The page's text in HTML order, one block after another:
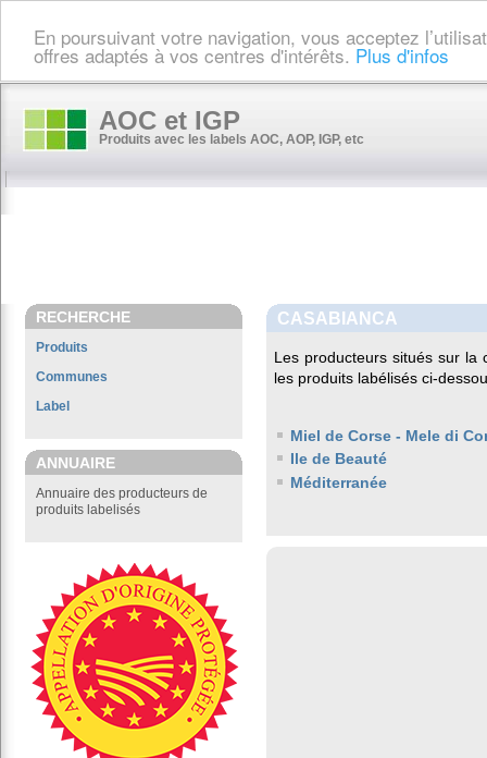
En poursuivant votre navigation, vous acceptez
offres adaptés à vos centres d'intérêts. Plus d'infos
AOC et IGP
Produits avec les labels AOC, AOP, IGP, etc
RECHERCHE
Produits
Communes
Label
ANNUAIRE
Annuaire des producteurs de
produits labelisés
CASABIANCA
Les producteurs situés sur la
les produits labélisés ci-
Miel de Corse - Mele di
Ile de Beauté
Méditerranée